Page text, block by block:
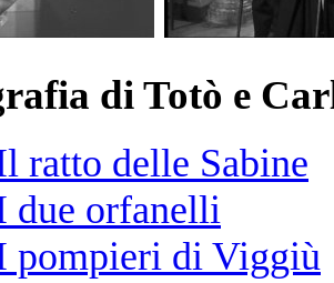
di Totò e
ratto delle Sabine
due orfanelli
pompieri di Viggiù